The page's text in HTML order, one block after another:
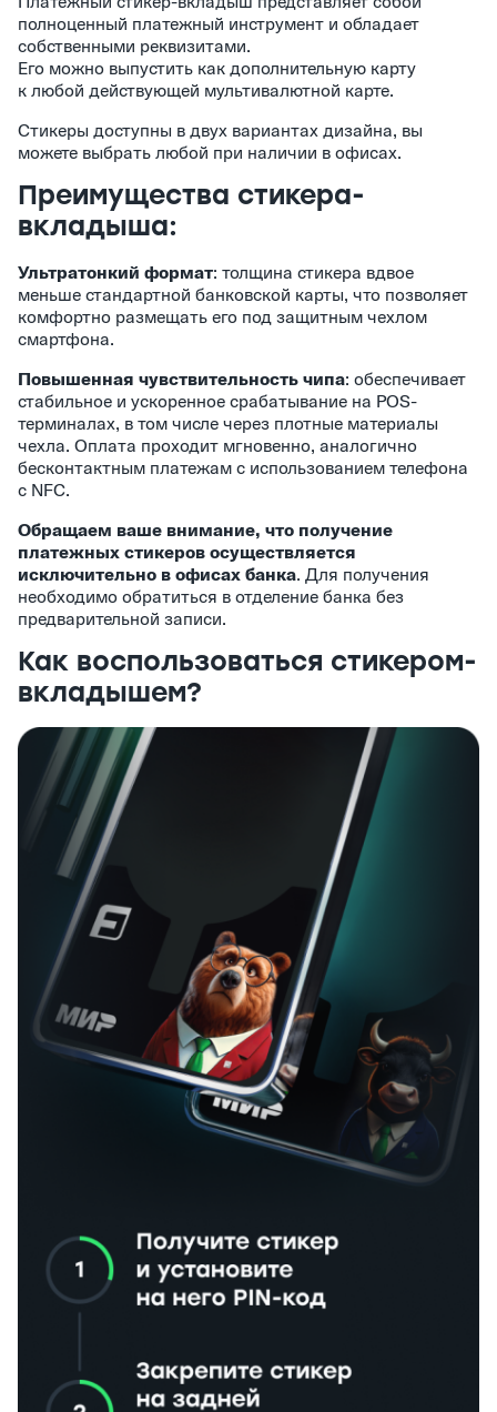
полноценный платежный инструмент и обладает
собственными реквизитами.
Его можно выпустить как дополнительную карту
к любой действующей мультивалютной карте.
Стикеры доступны в двух вариантах дизайна, вы
можете выбрать любой при наличии в офисах.
Преимущества стикера-
вкладыша:
Ультратонкий формат: толщина стикера вдвое
меньше стандартной банковской карты, что позволяет
комфортно размещать его под защитным чехлом
смартфона.
Повышенная чувствительность чипа: обеспечивает
стабильное и ускоренное срабатывание на POS-
терминалах, в том числе через плотные материалы
чехла. Оплата проходит мгновенно, аналогично
бесконтактным платежам с использованием телефона
с NFC.
Обращаем ваше внимание, что получение
платежных стикеров осуществляется
исключительно в офисах банка. Для получения
необходимо обратиться в отделение банка без
предварительной записи.
Как воспользоваться стикером-
вкладышем?